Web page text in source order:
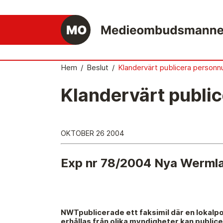
Det medieetiska systemet
Mediernas Etiknämnd fattar de avgörande
besluten
Publicitetsreglerna – grunden i det
Vill du ansluta till det medieetiska
Hem / Beslut / Klandervärt publicera
Klandervärt
OKTOBER 26 2004
Exp nr 78/2004 Nya
NWTpublicerade ett faksimil där en